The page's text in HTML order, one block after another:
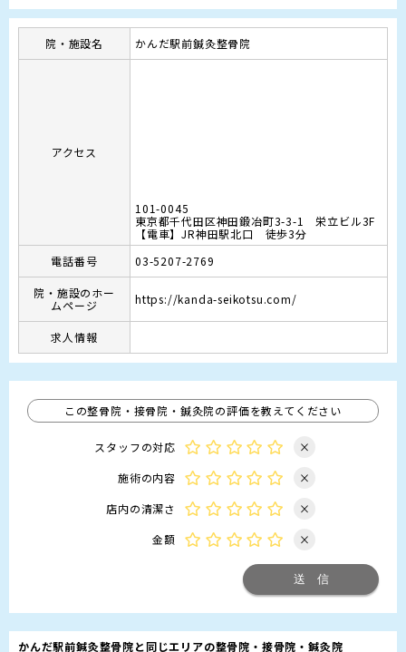
院・施設名 かんだ駅前鍼灸整骨院
アクセス
101-0045
東京都千代田区神田鍛冶町3-3-1 栄立ビル3F
【電車】JR神田駅北口　徒歩3分
電話番号
03-5207-2769
院・施設のホー
ムページ
https://kanda-seikotsu.com/
求人情報
この整骨院・接骨院・鍼灸院の評価を教えてください
スタッフの対応
×
施術の内容
×
店内の清潔さ
×
金額
×
かんだ駅前鍼灸整骨院と同じエリアの整骨院・接骨院・鍼灸院